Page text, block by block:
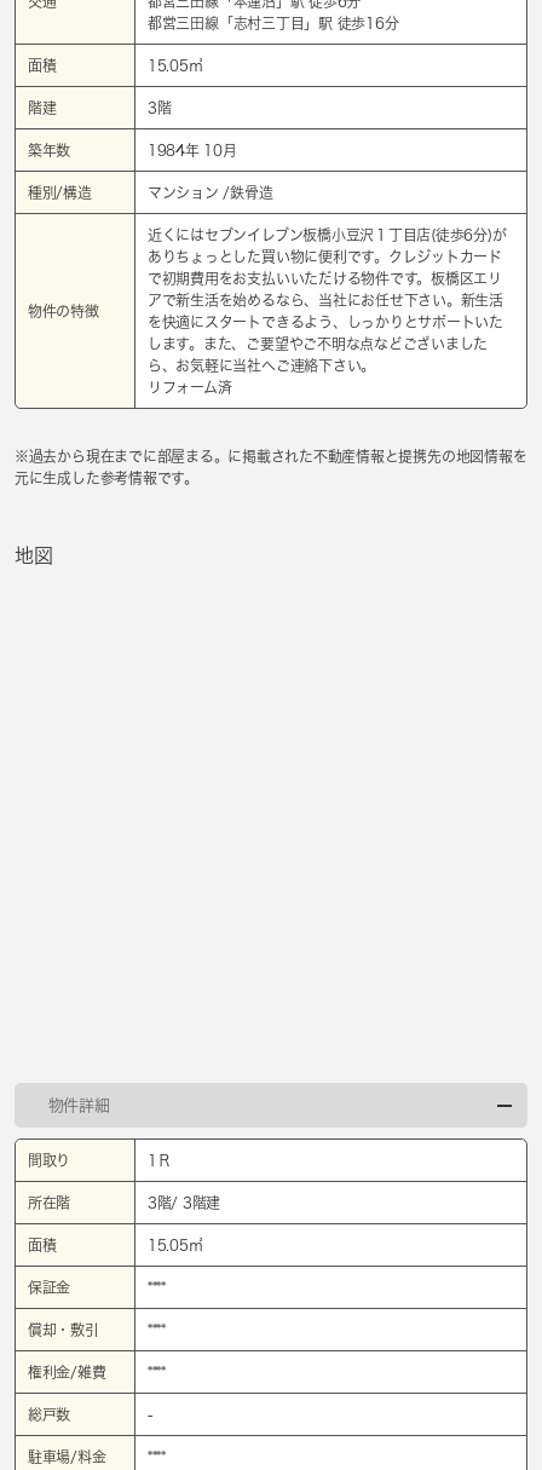
都営三田線「 志村三丁目 」駅 徒歩16分
面積 15.05㎡
階建 3階
築年数 1984年 10月
種別/構造 マンション /鉄骨造
物件の特徴
近くにはセブンイレブン板橋小豆沢１丁目店(徒歩6分)が
ありちょっとした買い物に便利です。クレジットカード
で初期費用をお支払いいただける物件です。板橋区エリ
アで新生活を始めるなら、当社にお任せ下さい。新生活
を快適にスタートできるよう、しっかりとサポートいた
します。また、ご要望やご不明な点などございました
ら、お気軽に当社へご連絡下さい。
リフォーム済
※過去から現在までに部屋まる。に掲載された不動産情報と提携先の地図情報を
元に生成した参考情報です。
地図
物件詳細
間取り 1Ｒ
所在階 3階/ 3階建
面積 15.05㎡
保証金 ****
償却・敷引 ****
権利金/雑費 ****
総戸数 -
駐車場/料金 ****